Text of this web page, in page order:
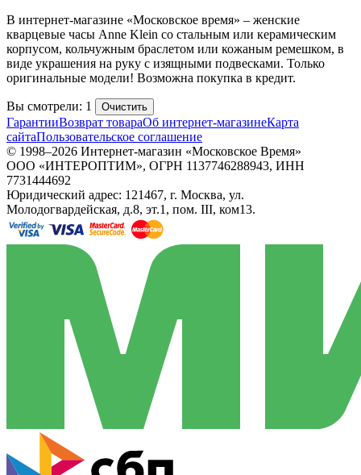
В интернет-магазине «Московское время» – женские
кварцевые часы Anne Klein со стальным или керамическим
корпусом, кольчужным браслетом или кожаным ремешком, в
виде украшения на руку с изящными подвесками. Только
оригинальные модели! Возможна покупка в кредит.
Вы смотрели: 1 Очистить
ГарантииВозврат товараОб интернет-магазинеКарта
сайтаПользовательское соглашение
© 1998–2026 Интернет-магазин «Московское Время»
ООО «ИНТЕРОПТИМ», ОГРН 1137746288943, ИНН
7731444692
Юридический адрес: 121467, г. Москва, ул.
Молодогвардейская, д.8, эт.1, пом. III, ком13.